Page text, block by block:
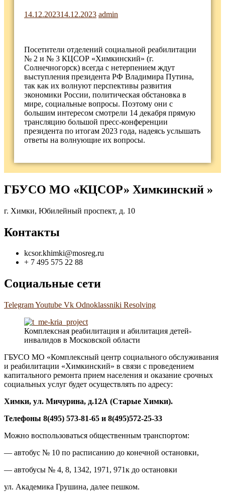
14.12.202314.12.2023 admin
Посетители отделений социальной реабилитации
№ 2 и № 3 КЦСОР «Химкинский» (г.
Солнечногорск) всегда с нетерпением ждут
выступления президента РФ Владимира Путина,
так как их волнуют перспективы развития
экономики России, политическая обстановка в
мире, социальные вопросы. Поэтому они с
большим интересом смотрели 14 декабря прямую
трансляцию большой пресс-конференции
президента по итогам 2023 года, надеясь услышать
ответы на волнующие их вопросы.
ГБУСО МО «КЦСОР» Химкинский »
г. Химки, Юбилейный проспект, д. 10
Контакты
kcsor.khimki@mosreg.ru
+ 7 495 575 22 88
Социальные сети
TelegramYoutube Vk Odnoklassniki Resolving
Комплексная реабилитация и абилитация детей-
инвалидов в Московской области
ГБУСО МО «Комплексный центр социального обслуживания
и реабилитации «Химкинский» в связи с проведением
капитального ремонта прием населения и оказание срочных
социальных услуг будет осуществлять по адресу:
Химки, ул. Мичурина, д.12А (Старые Химки).
Телефоны 8(495) 573-81-65 и 8(495)572-25-33
Можно воспользоваться общественным транспортом:
— автобус № 10 по расписанию до конечной остановки,
— автобусы № 4, 8, 1342, 1971, 971к до остановки
ул. Академика Грушина, далее пешком.